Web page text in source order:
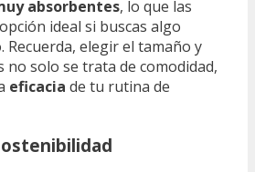
absorbentes, lo que las
ideal si buscas algo
Recuerda, elegir el tamaño y
no solo se trata de comodidad,
eficacia de tu rutina de